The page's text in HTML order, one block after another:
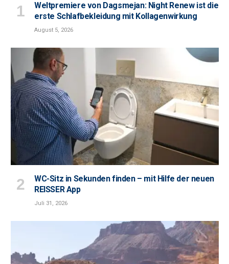
Weltpremiere von Dagsmejan: Night Renew ist die
erste Schlafbekleidung mit Kollagenwirkung
August 5, 2026
WC-Sitz in Sekunden finden – mit Hilfe der neuen
REISSER App
Juli 31, 2026